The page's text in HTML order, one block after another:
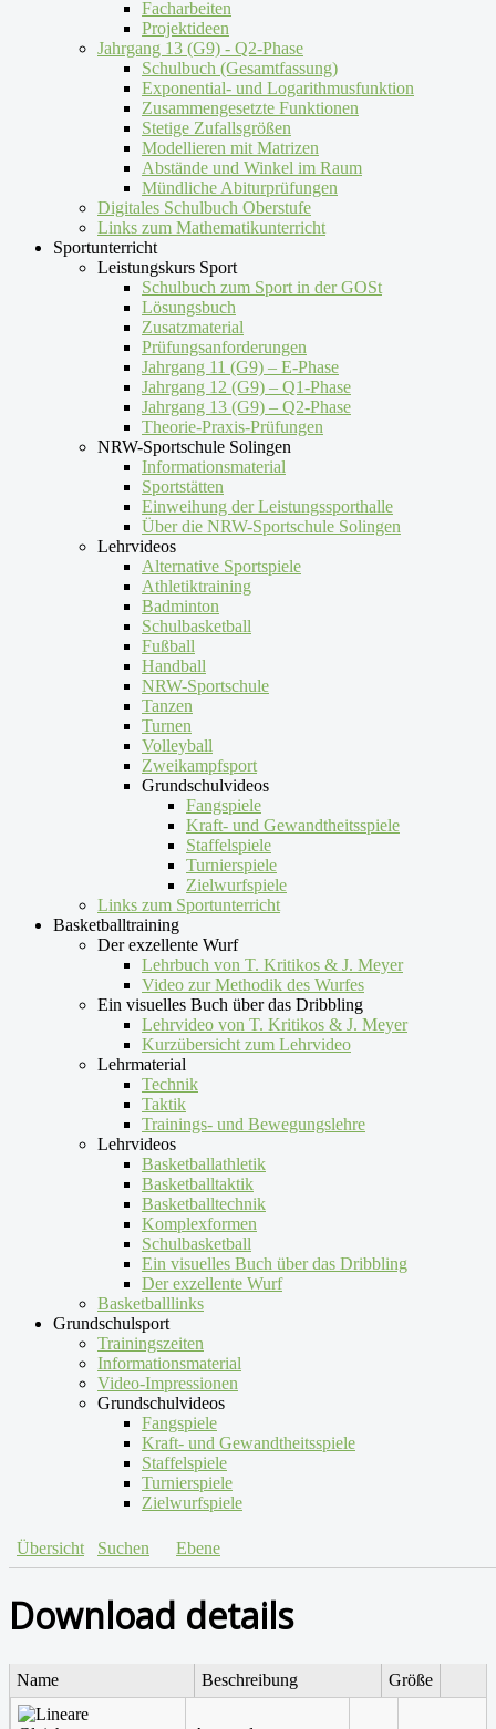
Facharbeiten
Projektideen
Jahrgang 13 (G9) - Q2-Phase
Schulbuch (Gesamtfassung)
Exponential- und Logarithmusfunktion
Zusammengesetzte Funktionen
Stetige Zufallsgrößen
Modellieren mit Matrizen
Abstände und Winkel im Raum
Mündliche Abiturprüfungen
Digitales Schulbuch Oberstufe
Links zum Mathematikunterricht
Sportunterricht
Leistungskurs Sport
Schulbuch zum Sport in der GOSt
Lösungsbuch
Zusatzmaterial
Prüfungsanforderungen
Jahrgang 11 (G9) – E-Phase
Jahrgang 12 (G9) – Q1-Phase
Jahrgang 13 (G9) – Q2-Phase
Theorie-Praxis-Prüfungen
NRW-Sportschule Solingen
Informationsmaterial
Sportstätten
Einweihung der Leistungssporthalle
Über die NRW-Sportschule Solingen
Lehrvideos
Alternative Sportspiele
Athletiktraining
Badminton
Schulbasketball
Fußball
Handball
NRW-Sportschule
Tanzen
Turnen
Volleyball
Zweikampfsport
Grundschulvideos
Fangspiele
Kraft- und Gewandtheitsspiele
Staffelspiele
Turnierspiele
Zielwurfspiele
Links zum Sportunterricht
Basketballtraining
Der exzellente Wurf
Lehrbuch von T. Kritikos & J. Meyer
Video zur Methodik des Wurfes
Ein visuelles Buch über das Dribbling
Lehrvideo von T. Kritikos & J. Meyer
Kurzübersicht zum Lehrvideo
Lehrmaterial
Technik
Taktik
Trainings- und Bewegungslehre
Lehrvideos
Basketballathletik
Basketballtaktik
Basketballtechnik
Komplexformen
Schulbasketball
Ein visuelles Buch über das Dribbling
Der exzellente Wurf
Basketballlinks
Grundschulsport
Trainingszeiten
Informationsmaterial
Video-Impressionen
Grundschulvideos
Fangspiele
Kraft- und Gewandtheitsspiele
Staffelspiele
Turnierspiele
Zielwurfspiele
Übersicht Suchen Ebene
Download details
Name Beschreibung Größe